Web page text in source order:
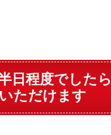
日程度でしたら
ただけます